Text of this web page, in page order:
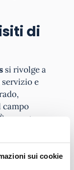
sui cookie
di
si rivolge a
e
pensato per
A-12, A-13, A-
il proprio